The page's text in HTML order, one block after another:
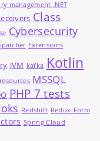
management .NET
Class
Cybersecurity
Extensions
JVM kafka Kotlin
MSSQL
PHP 7 tests
Redshift Redux-Form
Spring Cloud